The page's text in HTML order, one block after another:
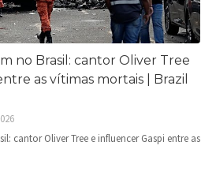
no Brasil: cantor Oliver Tree
as vítimas mortais | Brazil
cantor Oliver Tree e influencer Gaspi entre as